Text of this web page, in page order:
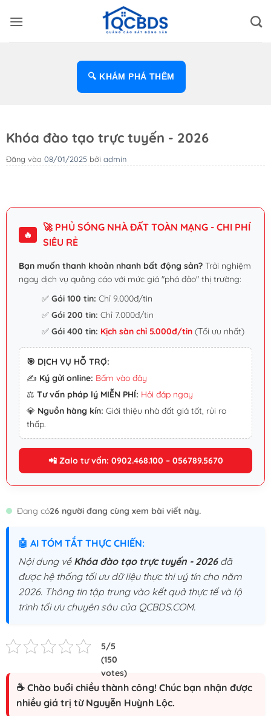
qua
🔍 KHÁM PHÁ THÊM
Khóa đào tạo trực tuyến - 2026
Đăng vào 08/01/2025 bởi admin
🔥
🚀 PHỦ SÓNG NHÀ ĐẤT TOÀN MẠNG - CHI PHÍ
SIÊU RẺ
Bạn muốn thanh khoản nhanh bất động sản? Trải nghiệm
ngay dịch vụ quảng cáo với mức giá "phá đảo" thị trường:
✅Gói 100 tin: Chỉ 9.000đ/tin
✅Gói 200 tin: Chỉ 7.000đ/tin
✅Gói 400 tin: Kịch sàn chỉ 5.000đ/tin (Tối ưu nhất)
🎯 DỊCH VỤ HỖ TRỢ:
✍️ Ký gửi online: Bấm vào đây
⚖️ Tư vấn pháp lý MIỄN PHÍ: Hỏi đáp ngay
💎 Nguồn hàng kín: Giới thiệu nhà đất giá tốt, rủi ro
thấp.
📲 Zalo tư vấn: 0902.468.100 – 056789.5670
Đang có26 người đang cùng xem bài viết này.
🤖 AI TÓM TẮT THỰC CHIẾN:
Nội dung về Khóa đào tạo trực tuyến - 2026đã
được hệ thống tối ưu dữ liệu thực thi uý tín cho năm
2026. Thông tin tập trung vào kết quả thực tế và lộ
trình tối ưu chuyên sâu của QCBDS.COM.
☕ Chào buổi chiều thành công! Chúc bạn nhận được
nhiều giá trị từ Nguyễn Huỳnh Lộc.